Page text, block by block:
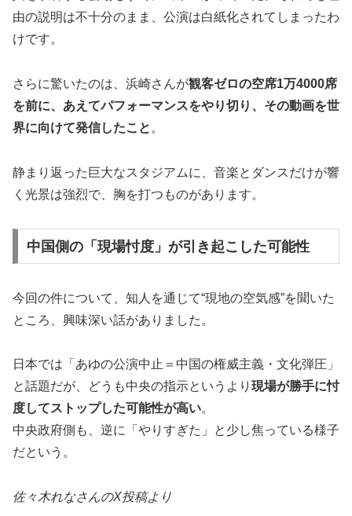
由の説明は不十分のまま、公演は白紙化されてしまったわ
けです。
さらに驚いたのは、浜崎さんが観客ゼロの空席1万4000席
を前に、あえてパフォーマンスをやり切り、その動画を世
界に向けて発信したこと 。
静まり返った巨大なスタジアムに、音楽とダンスだけが響
く光景は強烈で、胸を打つものがあります。
中国側の「現場忖度」が引き起こした可能性
今回の件について、知人を通じて“現地の空気感”を聞いた
ところ、興味深い話がありました。
日本では「あゆの公演中止＝中国の権威主義・文化弾圧」
と話題だが、どうも中央の指示というより 現場が勝手に忖
度してストップした可能性が高い。
中央政府側も、逆に「やりすぎた」と少し焦っている様子
だという。
佐々木れなさんのX投稿より